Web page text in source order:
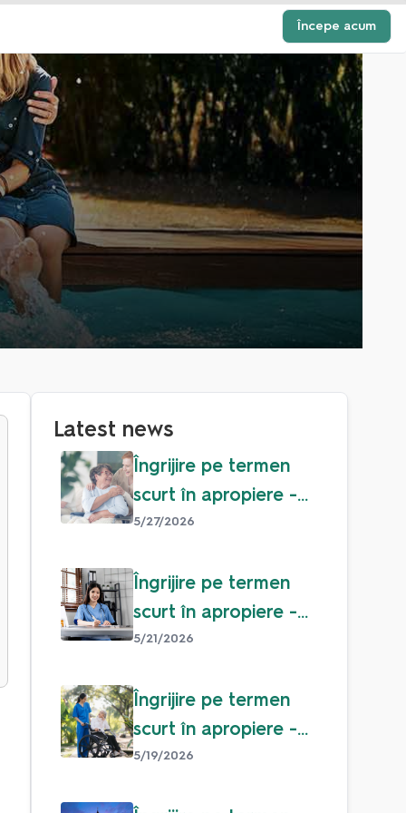
Începe acum
Latest news
Îngrijire pe termen
scurt în apropiere -
ajutor pentru rude în
5/27/2026
Îngrijire pe termen
scurt în apropiere -
ajutor pentru rude în
5/21/2026
Îngrijire pe termen
scurt în apropiere -
ajutor pentru rude în
5/19/2026